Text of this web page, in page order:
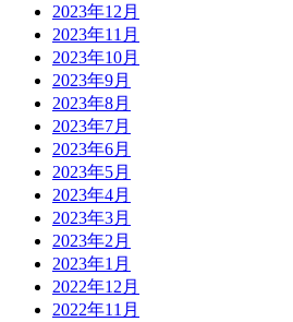
2023年12月
2023年11月
2023年10月
2023年9月
2023年8月
2023年7月
2023年6月
2023年5月
2023年4月
2023年3月
2023年2月
2023年1月
2022年12月
2022年11月